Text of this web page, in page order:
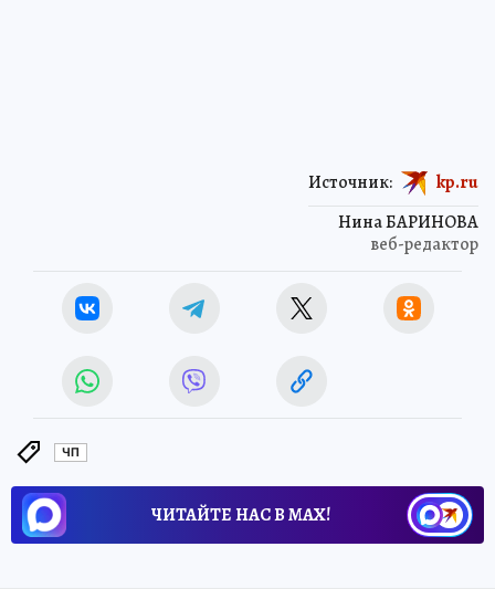
Нина БАРИНОВА
веб-редактор
Источник: kp.ru
ЧП
ЧИТАЙТЕ НАС В МАХ!